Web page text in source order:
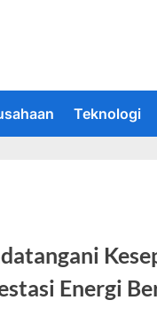
Teknologi
Energi